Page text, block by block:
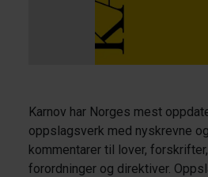
Karnov har Norges mest
oppslagsverk med nyskrevne
kommentarer til lover,
forordninger og direktiver.